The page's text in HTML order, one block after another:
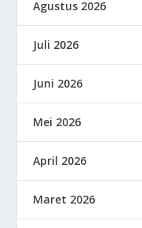
Agustus 2026
Juli 2026
Juni 2026
Mei 2026
April 2026
Maret 2026